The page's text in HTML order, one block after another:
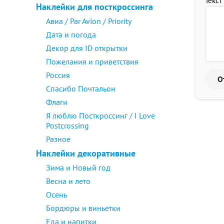
Наклейки для посткроссинга
Авиа / Par Avion / Priority
Дата и погода
Декор для ID открытки
Пожелания и приветствия
Россия
Спасибо Почтальон
Флаги
Я люблю Посткроссинг / I Love
Postcrossing
Разное
Наклейки декоративные
Зима и Новый год
Весна и лето
Осень
Бордюры и виньетки
Еда и напитки